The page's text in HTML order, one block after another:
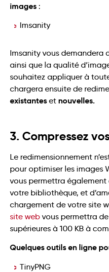
images :
Imsanity
Imsanity vous demandera
ainsi que la qualité
souhaitez appliquer à
chargera ensuite de
existantes et nouvelles.
3. Compressez
Le redimensionnement
pour optimiser les images
vous permettra également
votre bibliothèque, et
chargement de votre site
site web vous permettra
supérieures à 100 KB à
Quelques outils en ligne
TinyPNG